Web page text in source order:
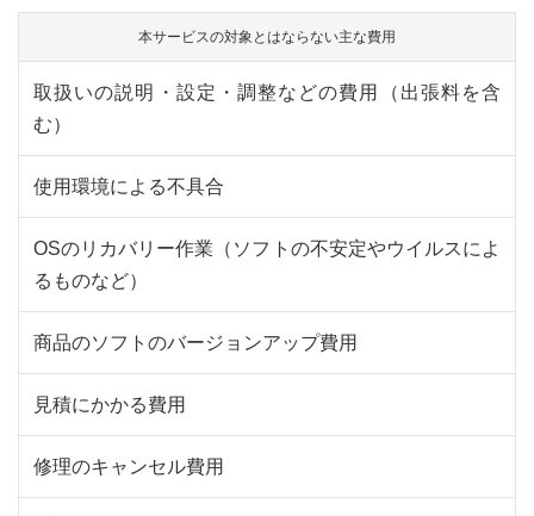
本サービスの対象とはならない主な費用
取扱いの説明・設定・調整などの費用（出張料を含
む）
使用環境による不具合
OSのリカバリー作業（ソフトの不安定やウイルスによ
るものなど）
商品のソフトのバージョンアップ費用
見積にかかる費用
修理のキャンセル費用